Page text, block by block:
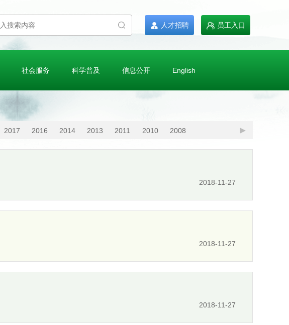
人才招聘 员工入口
社会服务 科学普及 信息公开 English
2017 2016 2014 2013 2011 2010 2008
2018-11-27
2018-11-27
2018-11-27